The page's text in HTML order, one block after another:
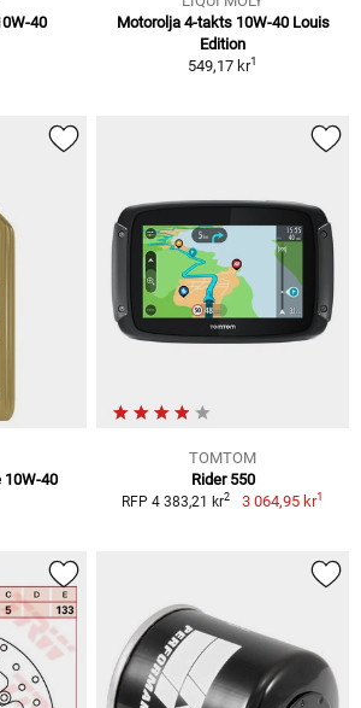
40
Motorolja 4-takts 10W-40 Louis
Edition
549,17 kr1
10W-40
TOMTOM
Rider 550
RFP 4 383,21 kr2 3 064,95 kr1